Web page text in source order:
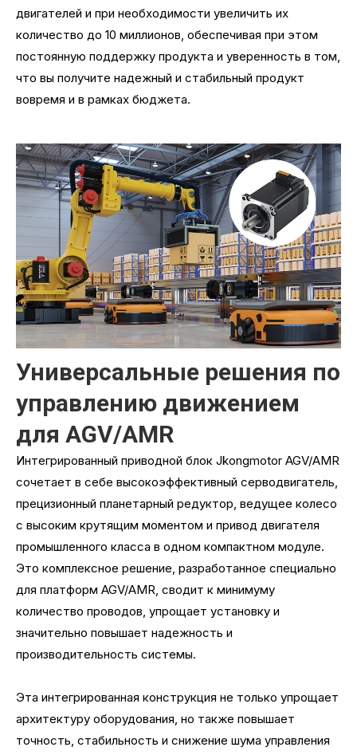
двигателей и при необходимости увеличить их
количество до 10 миллионов, обеспечивая при этом
постоянную поддержку продукта и уверенность в том,
что вы получите надежный и стабильный продукт
вовремя и в рамках бюджета.
Универсальные решения по
управлению движением
для AGV/AMR
Интегрированный приводной блок Jkongmotor AGV/AMR
сочетает в себе высокоэффективный серводвигатель,
прецизионный планетарный редуктор, ведущее колесо
с высоким крутящим моментом и привод двигателя
промышленного класса в одном компактном модуле.
Это комплексное решение, разработанное специально
для платформ AGV/AMR, сводит к минимуму
количество проводов, упрощает установку и
значительно повышает надежность и
производительность системы.
Эта интегрированная конструкция не только упрощает
архитектуру оборудования, но также повышает
точность, стабильность и снижение шума управления